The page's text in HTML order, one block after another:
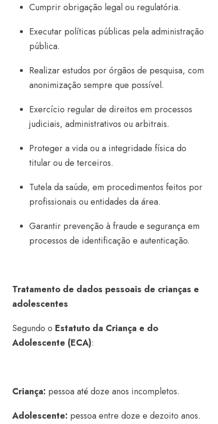
Cumprir obrigação legal ou regulatória.
Executar políticas públicas pela administração
pública.
Realizar estudos por órgãos de pesquisa, com
anonimização sempre que possível.
Exercício regular de direitos em processos
judiciais, administrativos ou arbitrais.
Proteger a vida ou a integridade física do
titular ou de terceiros.
Tutela da saúde, em procedimentos feitos por
profissionais ou entidades da área.
Garantir prevenção à fraude e segurança em
processos de identificação e autenticação.
Tratamento de dados pessoais de crianças e
adolescentes
Segundo o Estatuto da Criança e do
Adolescente (ECA):
Criança: pessoa até doze anos incompletos.
Adolescente: pessoa entre doze e dezoito anos.